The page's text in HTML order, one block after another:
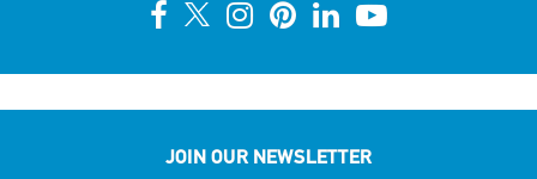
JOIN OUR NEWSLETTER